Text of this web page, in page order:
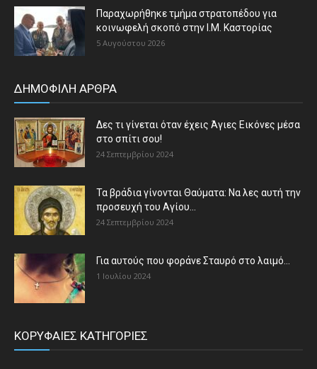
Παραχωρήθηκε τμήμα στρατοπέδου για
κοινωφελή σκοπό στην Ι.Μ. Καστορίας
5 Αυγούστου 2026
ΔΗΜΟΦΙΛΗ ΑΡΘΡΑ
Δες τι γίνεται όταν έχεις Άγιες Εικόνες μέσα
στο σπίτι σου!
24 Σεπτεμβρίου 2024
Τα βράδια γίνονται Θαύματα: Να λες αυτή την
προσευχή του Αγίου...
24 Σεπτεμβρίου 2024
Για αυτούς που φοράνε Σταυρό στο λαιμό…
1 Ιουλίου 2024
ΚΟΡΥΦΑΙΕΣ ΚΑΤΗΓΟΡΙΕΣ